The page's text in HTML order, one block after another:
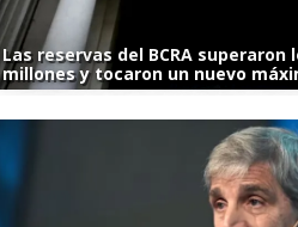
Las reservas del BCRA superaron
millones y tocaron un nuevo